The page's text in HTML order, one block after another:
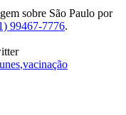
sobre São Paulo por
99467-7776.
,vacinação